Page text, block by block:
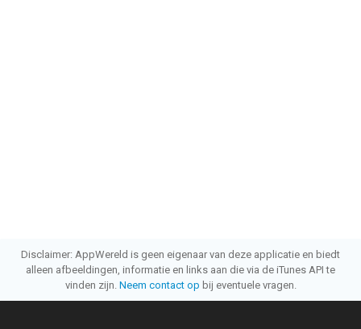
Disclaimer: AppWereld is geen eigenaar van deze applicatie en biedt
alleen afbeeldingen, informatie en links aan die via de iTunes API te
vinden zijn. Neem contact op bij eventuele vragen.